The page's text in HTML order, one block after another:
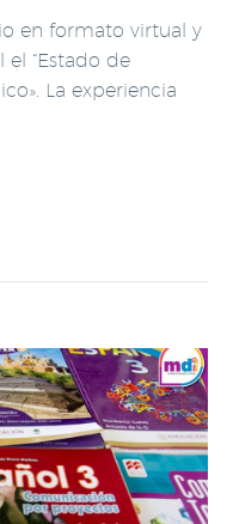
en formato virtual y
“Estado de
La experiencia